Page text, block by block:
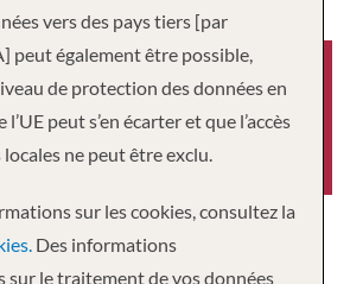
Année de construction
-0001
le MS Alexander Borodin (russe : « Tichy
sur les voies navigables russes. Ce bateau
vers des pays tiers [par
peut également être possible,
de protection des données en
l’UE peut s’en écarter et que l’accès
ne peut être exclu.
sur les cookies, consultez la
Des informations
sur le traitement de vos données